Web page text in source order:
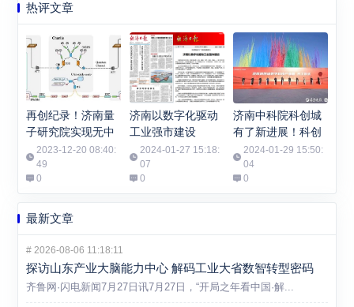
热评文章
再创纪录！济南量
子研究院实现无中
继千公里光纤有限
码长量子密钥分发
2023-12-20 08:40:
49
0
济南以数字化驱动
工业强市建设
2024-01-27 15:18:
07
0
济南中科院科创城
有了新进展！科创
城数字科技产业园
开工
2024-01-29 15:50:
04
0
最新文章
# 2026-08-06 11:18:11
探访山东产业大脑能力中心 解码工业大省数智转型密码
齐鲁网·闪电新闻7月27日讯7月27日，“开局之年看中国·解...